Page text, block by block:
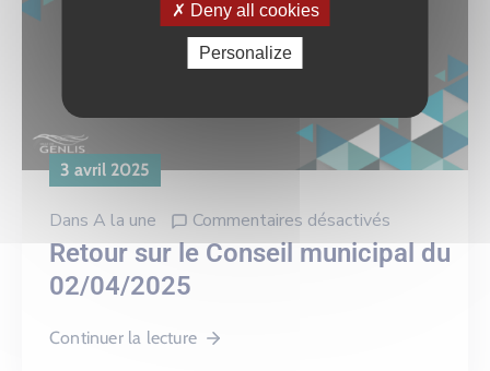
3 avril 2025
Dans A la une Commentaires désactivés
Retour sur le Conseil municipal du
02/04/2025
Continuer la lecture
Deny all cookies
Personalize